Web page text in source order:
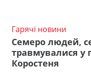
Гарячі новини
Семеро людей,
травмувалися у
Коростеня